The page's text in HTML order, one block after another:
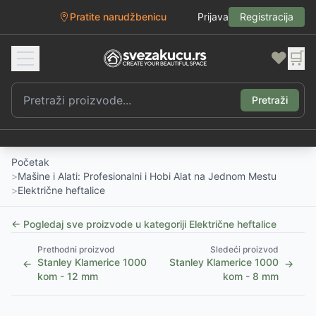
Pratite narudžbenicu Prijava Registracija
❤️ 🛒
Pretraži
Početak
>Mašine i Alati: Profesionalni i Hobi Alat na Jednom Mestu
>Električne heftalice
← Pogledaj sve proizvode u kategoriji Električne heftalice
←
Prethodni proizvod
Stanley Klamerice 1000
kom - 12 mm
Sledeći proizvod
Stanley Klamerice 1000
kom - 8 mm
→